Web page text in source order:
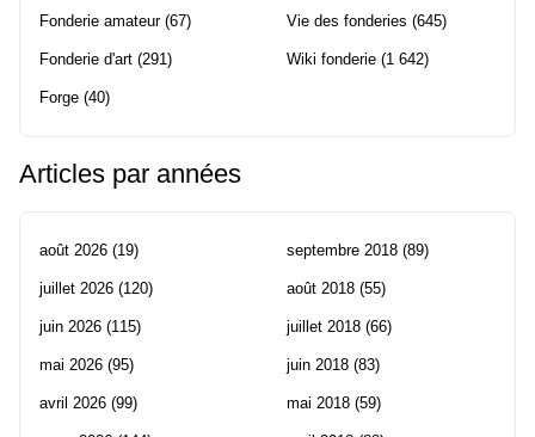
Fonderie amateur(67)
Fonderie d'art (291)
Forge (40)
Vie des fonderies (645)
Wiki fonderie (1 642)
Articles par années
août 2026 (19)
juillet 2026 (120)
juin 2026 (115)
mai 2026 (95)
avril 2026 (99)
septembre 2018 (89)
août 2018 (55)
juillet 2018 (66)
juin 2018 (83)
mai 2018 (59)